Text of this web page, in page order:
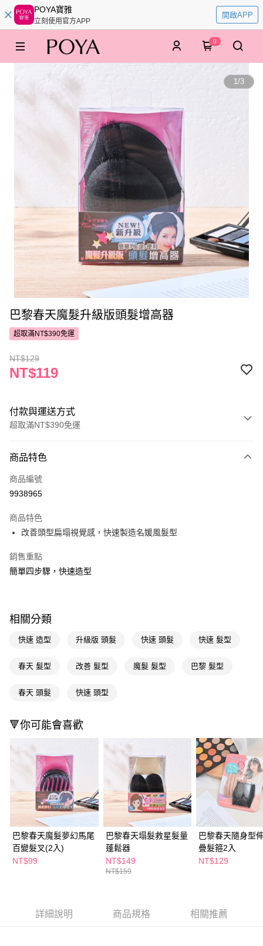
POYA寶雅
立刻使用官方APP
開啟APP
0
1/3
巴黎春天魔髮升級版頭髮增高器
超取滿NT$390免運
NT$129
NT$119
付款與運送方式
超取滿NT$390免運
POYA支付
信用卡一次付款
LINE Pay
Apple Pay
街口支付
Google Pay
AFTEE先享後付
【關於「AFTEE先享後付」】
便利好安心！
１．簡單：不需註冊會員、不需綁卡、不需儲值。
３．安心：先確認商品／服務後，再付款。
【「AFTEE先享後付」結帳流程】
１．於結帳方式選擇「AFTEE先享後付」後，將跳轉至「AFTEE先享後付」
結帳頁面，進行簡訊認證並確認金額後，即可完成結帳。
２．訂單成立數日內，您將收到繳費通知簡訊。
３．收到繳費通知簡訊後14天內，點擊此簡訊中的連結，可透過四大超商／
ATM／網路銀行／等多元方式進行付款，方視為交易完成。
※ 請注意：結帳手續完成當下不需立刻繳費，但若您需要取消訂單，請聯絡
購買商品的店家。未經商家同意取消之訂單仍視為有效，需透過AFTEE先享
後付繳納相關費用。
※ 交易是否成功請以「AFTEE先享後付 」之結帳頁面顯示為準，若有關於
是否繳費成功／繳費後需取消欲退款等相關疑問，請聯繫「AFTEE先享後付
客戶支援中心」
https://netprotections.freshdesk.com/support/home
權轉讓予恩沛科技股份有限公司。
２．關於個人資料處理事宜，請瀏覽以下網址：
全家取貨付款
每筆NT$65，滿NT$390(含以上)免運費
付款後全家取貨
每筆NT$65，滿NT$390(含以上)免運費
萊爾富取貨付款
每筆NT$65，滿NT$490(含以上)免運費
付款後萊爾富取貨
每筆NT$65，滿NT$490(含以上)免運費
付款後7-11取貨
商品特色
商品編號
9938965
商品特色
改善頭型扁塌視覺感，快速製造名媛風髮型
銷售重點
簡單四步驟，快速造型
相關分類
快速 造型 升級版 頭髮 快速 頭髮 快速 髮型
春天 髮型 改善 髮型 魔髮 髮型 巴黎 髮型
春天 頭髮 快速 頭型
🔻你可能會喜歡
巴黎春天魔髮夢幻馬尾
百變髮叉(2入)
NT$99
巴黎春天塌髮救星髮量
蓬鬆器
NT$149
NT$159
巴黎春天隨身型
疊髮箍2入
NT$129
詳細說明 商品規格 相關推薦